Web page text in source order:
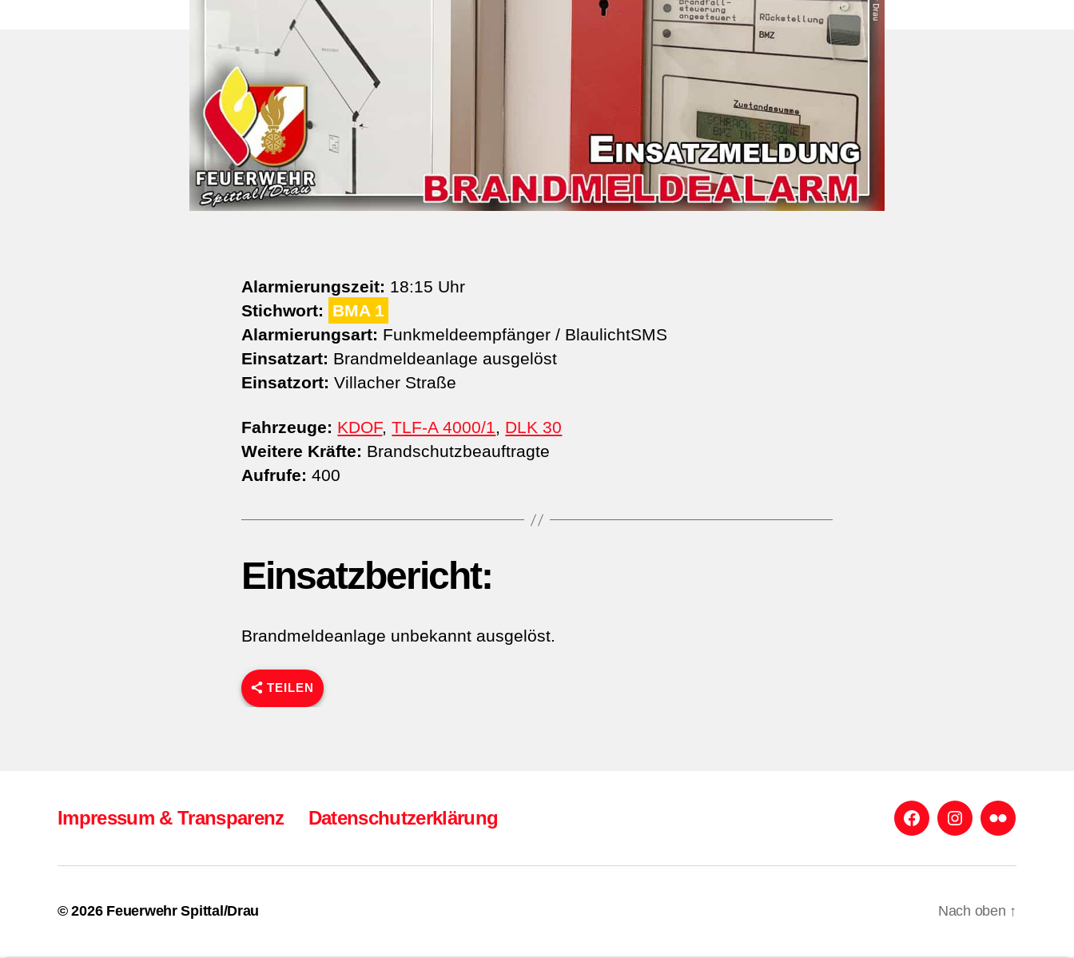
Alarmierungszeit: 18:15 Uhr
Stichwort:
BMA 1
Alarmierungsart: Funkmeldeempfänger / BlaulichtSMS
Einsatzart: Brandmeldeanlage ausgelöst
Einsatzort: Villacher Straße
Fahrzeuge: KDOF,TLF-A 4000/1, DLK 30
Weitere Kräfte: Brandschutzbeauftragte
Aufrufe: 400
Einsatzbericht:
Brandmeldeanlage unbekannt ausgelöst.
TEILEN
Impressum & Transparenz Datenschutzerklärung FacebookInstagram
Flickr
© 2026 Feuerwehr Spittal/Drau Nach oben ↑